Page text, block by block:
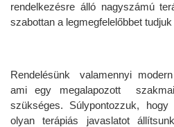
rendelkezésre álló nagyszámú
szabottan a legmegfelelőbbet
Rendelésünk valamennyi
ami egy megalapozott
szükséges. Súlypontozzuk,
olyan terápiás javaslatot